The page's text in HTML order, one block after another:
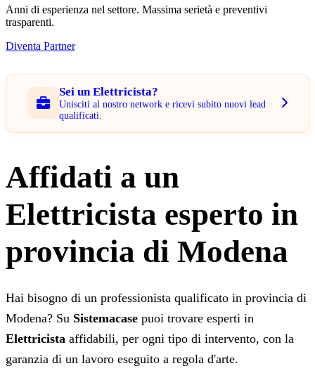
Anni di esperienza nel settore. Massima serietà e preventivi
trasparenti.
Diventa Partner
Sei un Elettricista?
Unisciti al nostro network e ricevi subito nuovi lead
qualificati.
Affidati a un
Elettricista esperto in
provincia di Modena
Hai bisogno di un professionista qualificato in provincia di
Modena? Su Sistemacase puoi trovare esperti in
Elettricista affidabili, per ogni tipo di intervento, con la
garanzia di un lavoro eseguito a regola d'arte.